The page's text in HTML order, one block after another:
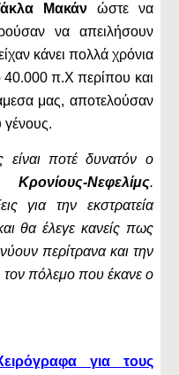
Μακάνώστε να
να απειλήσουν
κάνει πολλά χρόνια
40.000 π.Χ περίπου και
μας, αποτελούσαν
ποτέ δυνατόν ο
Κρονίους-Νεφελίμς.
για την εκστρατεία
θα έλεγε κανείς πως
περίτρανα και την
πόλεμο που έκανε ο
για τους